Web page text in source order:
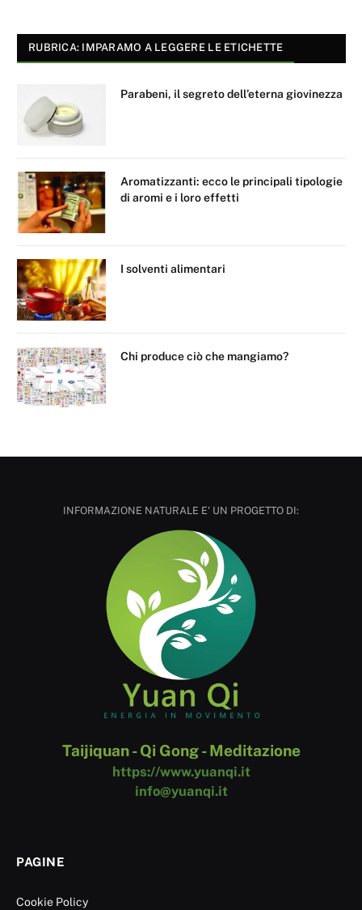
RUBRICA: IMPARAMO A LEGGERE LE ETICHETTE
Parabeni, il segreto dell’eterna giovinezza
Aromatizzanti: ecco le principali tipologie
di aromi e i loro effetti
I solventi alimentari
Chi produce ciò che mangiamo?
INFORMAZIONE NATURALE E' UN PROGETTO DI:
Taijiquan - Qi Gong - Meditazione
https://www.yuanqi.it
info@yuanqi.it
PAGINE
Cookie Policy